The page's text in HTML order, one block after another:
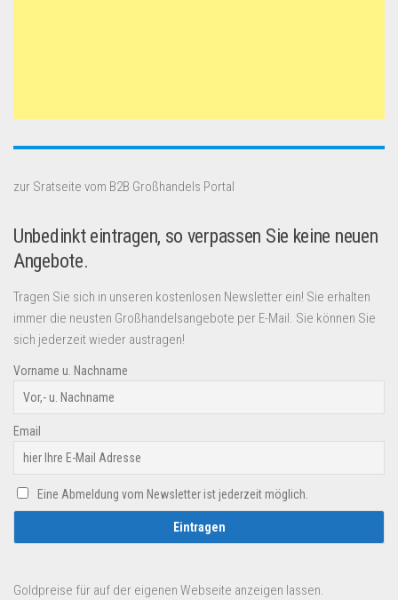
zur Sratseite vom B2B Großhandels Portal
Unbedinkt eintragen, so verpassen Sie keine neuen
Angebote.
Tragen Sie sich in unseren kostenlosen Newsletter ein! Sie erhalten
immer die neusten Großhandelsangebote per E-Mail. Sie können Sie
sich jederzeit wieder austragen!
Vorname u. Nachname
Email
Eine Abmeldung vom Newsletter ist jederzeit möglich.
Goldpreise für auf der eigenen Webseite anzeigen lassen.